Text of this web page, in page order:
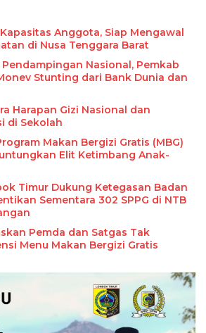
Anggota, Siap Mengawal
di Nusa Tenggara Barat
Nasional, Pemkab
Stunting dari Bank Dunia dan
Harapan Gizi Nasional dan
di Sekolah
Makan Bergizi Gratis (MBG)
Elit Ketimbang Anak-
Timur Dukung Ketegasan Badan
Sementara 302 SPPG di NTB
Pemda dan Satgas Tak
Menu Makan Bergizi Gratis